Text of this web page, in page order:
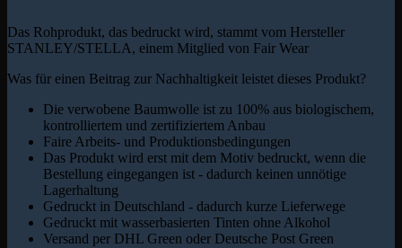
Das Rohprodukt, das bedruckt wird, stammt vom Hersteller
STANLEY/STELLA, einem Mitglied von Fair Wear
Was für einen Beitrag zur Nachhaltigkeit leistet dieses Produkt?
Die verwobene Baumwolle ist zu 100% aus biologischem,
kontrolliertem und zertifiziertem Anbau
Faire Arbeits- und Produktionsbedingungen
Das Produkt wird erst mit dem Motiv bedruckt, wenn die
Bestellung eingegangen ist - dadurch keinen unnötige
Lagerhaltung
Gedruckt in Deutschland - dadurch kurze Lieferwege
Gedruckt mit wasserbasierten Tinten ohne Alkohol
Versand per DHL Green oder Deutsche Post Green